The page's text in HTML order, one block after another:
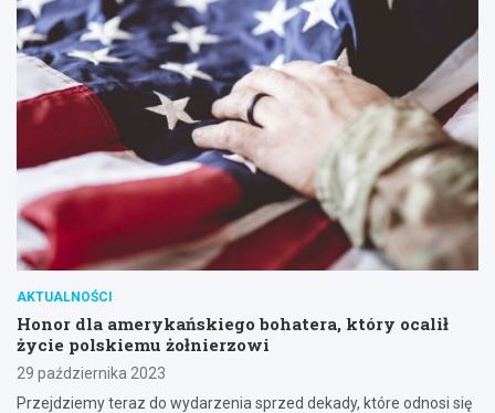
AKTUALNOŚCI
Honor dla amerykańskiego bohatera, który ocalił
życie polskiemu żołnierzowi
29 października 2023
Przejdziemy teraz do wydarzenia sprzed dekady, które odnosi się